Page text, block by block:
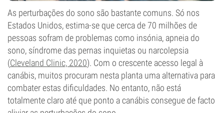
As perturbações do sono são bastante comuns. Só nos
Estados Unidos, estima-se que cerca de 70 milhões de
pessoas sofram de problemas como insónia, apneia do
sono, síndrome das pernas inquietas ou narcolepsia
(Cleveland Clinic, 2020). Com o crescente acesso legal à
canábis, muitos procuram nesta planta uma alternativa para
combater estas dificuldades. No entanto, não está
totalmente claro até que ponto a canábis consegue de facto